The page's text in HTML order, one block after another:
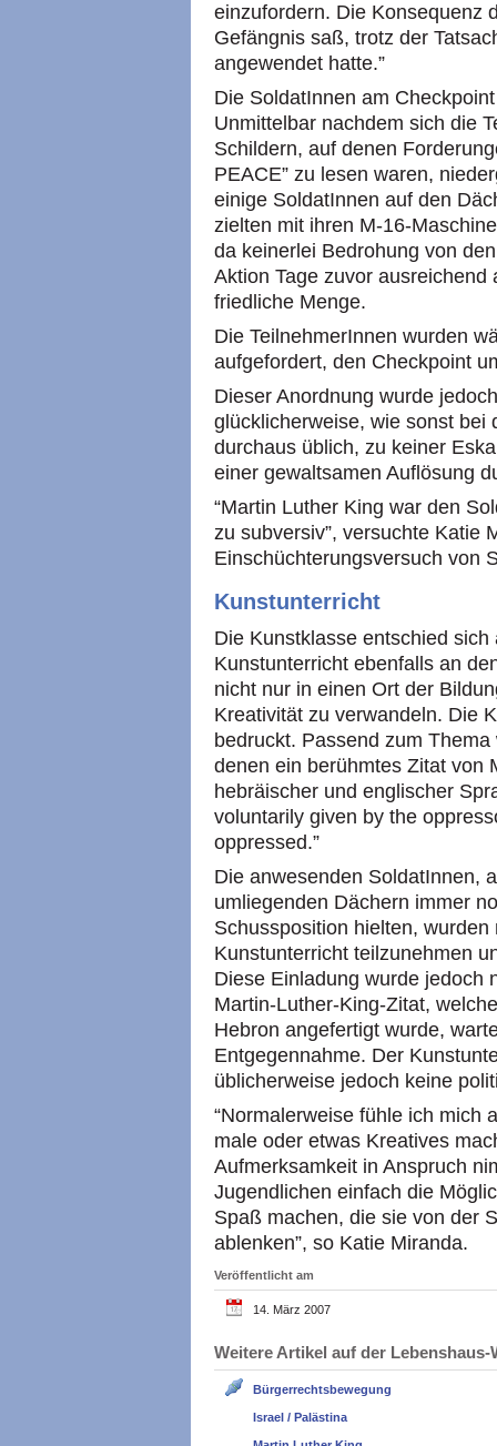
einzufordern. Die Konsequenz
Gefängnis saß, trotz der
angewendet hatte.”
Die SoldatInnen am
Unmittelbar nachdem sich die
Schildern, auf denen
PEACE” zu lesen waren,
einige SoldatInnen auf den
zielten mit ihren M-16-
da keinerlei Bedrohung von
Aktion Tage zuvor
friedliche Menge.
Die TeilnehmerInnen wurden
aufgefordert, den Checkpoint
Dieser Anordnung wurde
glücklicherweise, wie sonst bei
durchaus üblich, zu keiner
einer gewaltsamen Auflösung
“Martin Luther King war den
zu subversiv”, versuchte Katie
Einschüchterungsversuch von
Kunstunterricht
Die Kunstklasse entschied
Kunstunterricht ebenfalls an
nicht nur in einen Ort der
Kreativität zu verwandeln. Die
bedruckt. Passend zum
denen ein berühmtes Zitat von
hebräischer und englischer
voluntarily given by the
oppressed.”
Die anwesenden SoldatInnen,
umliegenden Dächern immer
Schussposition hielten,
Kunstunterricht teilzunehmen
Diese Einladung wurde jedoch
Martin-Luther-King-Zitat,
Hebron angefertigt wurde,
Entgegennahme. Der
üblicherweise jedoch keine
“Normalerweise fühle ich mich
male oder etwas Kreatives
Aufmerksamkeit in Anspruch
Jugendlichen einfach die
Spaß machen, die sie von der
ablenken”, so Katie Miranda.
Veröffentlicht am
14. März 2007
Weitere Artikel auf der
Bürgerrechtsbewegung
Israel / Palästina